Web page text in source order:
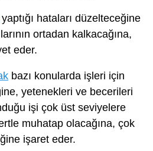
yaptığı hataları düzelteceğine
ortadan kalkacağına,
eder.
bazı konularda işleri için
yetenekleri ve becerileri
işi çok üst seviyelere
muhatap olacağına, çok
işaret eder.